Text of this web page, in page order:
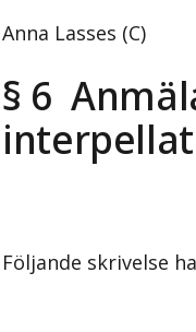
Anna Lasses (C)
§ 6
Följande skrivelse